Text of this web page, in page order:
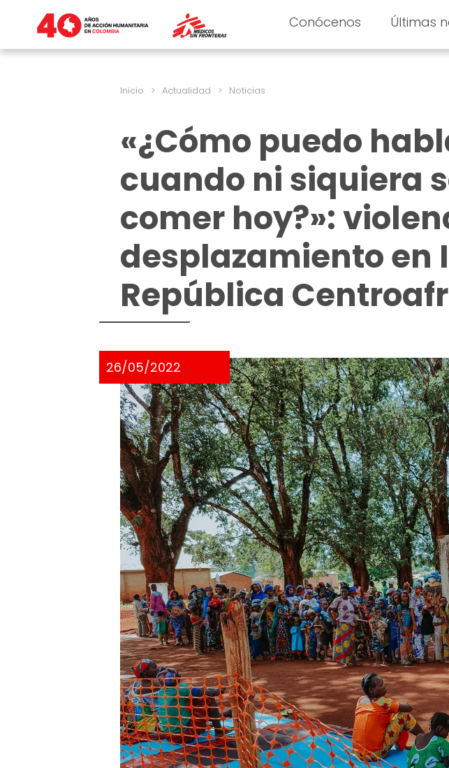
Conócenos Últimas
Inicio > Actualidad > Noticias
«¿Cómo puedo
cuando ni siquiera
comer hoy?»:
desplazamiento en
República
26/05/2022